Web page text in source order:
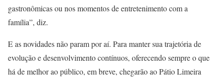
gastronômicas ou nos momentos de entretenimento com a
família”, diz.
E as novidades não param por aí. Para manter sua trajetória de
evolução e desenvolvimento contínuos, oferecendo sempre o que
há de melhor ao público, em breve, chegarão ao Pátio Limeira